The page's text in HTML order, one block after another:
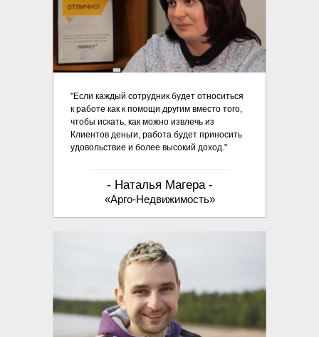
"Если каждый сотрудник будет относиться
к работе как к помощи другим вместо того,
чтобы искать, как можно извлечь из
Клиентов деньги, работа будет приносить
удовольствие и более высокий доход."
- Наталья Магера -
«Арго-Недвижимость»